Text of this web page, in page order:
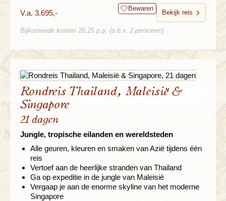
V.a. 3.695,- Bewaren
Bekijk reis
Bijkomende kosten 26,25 p.p. (o.b.v. 2 personen)
Rondreis Thailand, Maleisië &
Singapore
21 dagen
Jungle, tropische eilanden en wereldsteden
Alle geuren, kleuren en smaken van Azië tijdens één
reis
Vertoef aan de heerlijke stranden van Thailand
Ga op expeditie in de jungle van Maleisië
Vergaap je aan de enorme skyline van het moderne
Singapore